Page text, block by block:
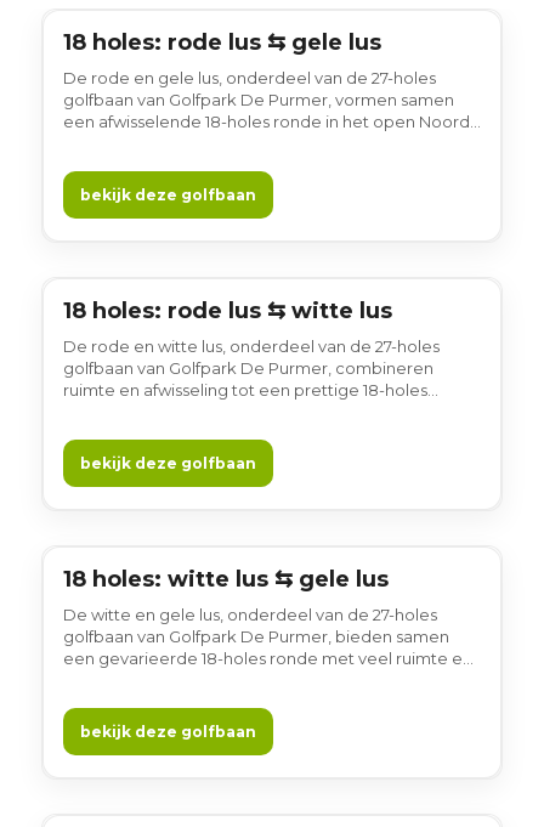
18 holes
18 holes: rode lus ⇆ gele lus
De rode en gele lus, onderdeel van de 27-holes
golfbaan van Golfpark De Purmer, vormen samen
een afwisselende 18-holes ronde in het open Noord-
terwijl de lange zichtlijnen rust en overzicht geven in
het spel. Gewoon gezellig!
bekijk deze golfbaan
18 holes
18 holes: rode lus ⇆ witte lus
De rode en witte lus, onderdeel van de 27-holes
golfbaan van Golfpark De Purmer, combineren
ruimte en afwisseling tot een prettige 18-holes
ontspannen om te spelen. Gewoon gezellig!
bekijk deze golfbaan
18 holes
18 holes: witte lus ⇆ gele lus
De witte en gele lus, onderdeel van de 27-holes
golfbaan van Golfpark De Purmer, bieden samen
een gevarieerde 18-holes ronde met veel ruimte en
polderomgeving. Gewoon gezellig!
bekijk deze golfbaan